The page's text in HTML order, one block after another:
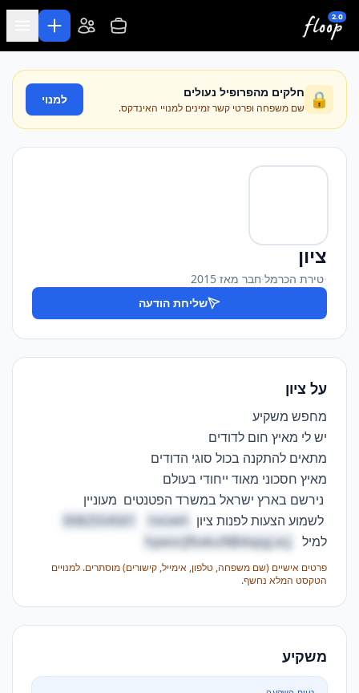
דלג לתוכן המרכזי
🔒 חלקים מהפרופיל נעולים
שם משפחה ופרטי קשר זמינים למנויי האינדקס.
למנוי
ציון
·טירת הכרמל·חבר מאז 2015
שליחת הודעה
על ציון
תאכאח
0082554561
למיל
hyworjfbxku9@dvpyj.xcj
פרטים אישיים (שם משפחה, טלפון, אימייל, קישורים) מוסתרים. למנויים
הטקסט המלא נחשף.
משקיע